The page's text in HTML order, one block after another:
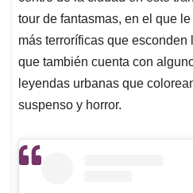
tour de fantasmas, en el que
más terroríficas que
que también cuenta con
leyendas urbanas que
suspenso y horror.